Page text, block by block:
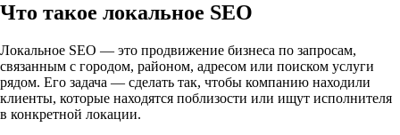
Что такое локальное SEO
Локальное SEO — это продвижение бизнеса по запросам,
связанным с городом, районом, адресом или поиском услуги
рядом. Его задача — сделать так, чтобы компанию находили
клиенты, которые находятся поблизости или ищут исполнителя
в конкретной локации.